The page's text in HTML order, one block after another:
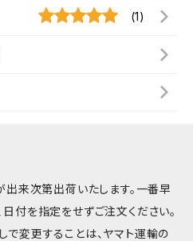
(1)
出来次第出荷いたします。一番早
付を指定をせずご注文ください。
変更することは、ヤマト運輸の